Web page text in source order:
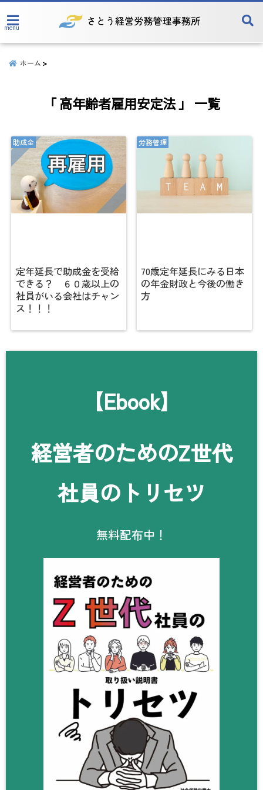
menu
ホーム
「 高年齢者雇用安定法 」 一覧
助成金
定年延長で助成金を受給
できる？ ６０歳以上の
社員がいる会社はチャン
ス！！！
労務管理
70歳定年延長にみる日本
の年金財政と今後の働き
方
【Ebook】
経営者のためのZ世代
社員のトリセツ
無料配布中！